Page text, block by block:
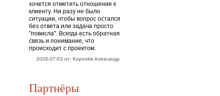
хочется отметить отношение к
клиенту. Ни разу не было
ситуации, чтобы вопрос остался
без ответа или задача просто
"повисла". Всегда есть обратная
связь и понимание, что
происходит с проектом.
2026-07-03 от: Королёв Александр
Партнёры